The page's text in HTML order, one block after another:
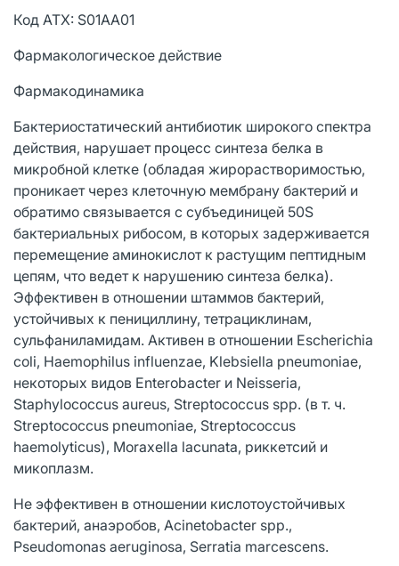
Код АТХ: S01AA01
Фармакологическое действие
Фармакодинамика
Бактериостатический антибиотик широкого спектра
действия, нарушает процесс синтеза белка в
микробной клетке (обладая жирорастворимостью,
проникает через клеточную мембрану бактерий и
обратимо связывается с субъединицей 50S
бактериальных рибосом, в которых задерживается
перемещение аминокислот к растущим пептидным
цепям, что ведет к нарушению синтеза белка).
Эффективен в отношении штаммов бактерий,
устойчивых к пенициллину, тетрациклинам,
сульфаниламидам. Активен в отношении Escherichia
coli, Haemophilus influenzae, Klebsiella pneumoniae,
некоторых видов Enterobacter и Neisseria,
Staphylococcus aureus, Streptococcus spp. (в т. ч.
Streptococcus pneumoniae, Streptococcus
haemolyticus), Moraxella lacunata, риккетсий и
микоплазм.
Не эффективен в отношении кислотоустойчивых
бактерий, анаэробов, Acinetobacter spp.,
Pseudomonas aeruginosa, Serratia marcescens.